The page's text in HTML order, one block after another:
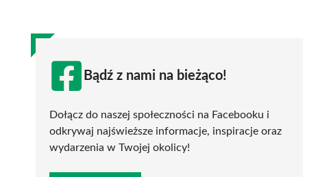
Bądź z nami na bieżąco!
Dołącz do naszej społeczności na Facebooku i
odkrywaj najświeższe informacje, inspiracje oraz
wydarzenia w Twojej okolicy!